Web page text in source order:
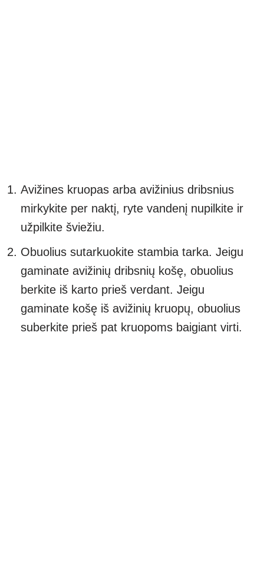
Avižines kruopas arba avižinius dribsnius
mirkykite per naktį, ryte vandenį nupilkite ir
užpilkite šviežiu.
Obuolius sutarkuokite stambia tarka. Jeigu
gaminate avižinių dribsnių košę, obuolius
berkite iš karto prieš verdant. Jeigu
gaminate košę iš avižinių kruopų, obuolius
suberkite prieš pat kruopoms baigiant virti.